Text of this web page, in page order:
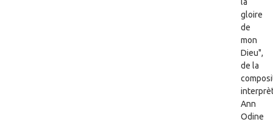
gloire
de
mon
Dieu",
de la
Ann
Odine